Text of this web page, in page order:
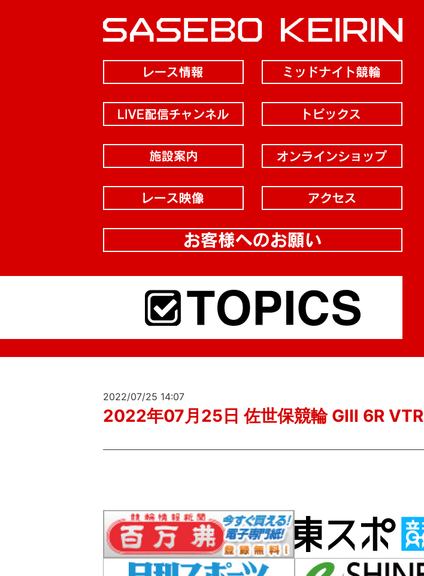
2022/07/25 14:07
2022年07月25日 佐世保競輪 GIII 6R VTR